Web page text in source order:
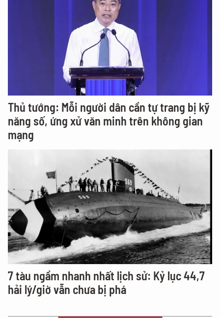
Thủ tướng: Mỗi người dân cần tự trang bị kỹ
năng số, ứng xử văn minh trên không gian
mạng
7 tàu ngầm nhanh nhất lịch sử: Kỷ lục 44,7
hải lý/giờ vẫn chưa bị phá